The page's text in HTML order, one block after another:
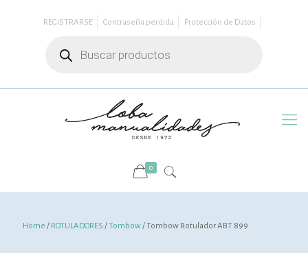
REGISTRARSE Contraseña perdida
Protección de Datos
productos
0
Home / ROTULADORES /Tombow/ Tombow Rotulador ABT 899